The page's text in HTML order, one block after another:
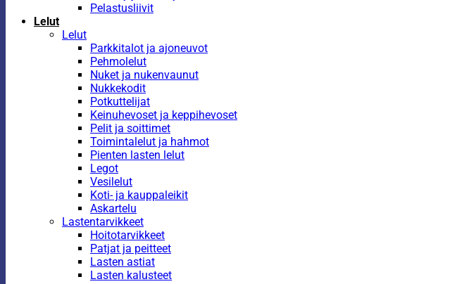
Pelastusliivit
Lelut
Lelut
Parkkitalot ja ajoneuvot
Pehmolelut
Nuket ja nukenvaunut
Nukkekodit
Potkuttelijat
Keinuhevoset ja keppihevoset
Pelit ja soittimet
Toimintalelut ja hahmot
Pienten lasten lelut
Legot
Vesilelut
Koti- ja kauppaleikit
Askartelu
Lastentarvikkeet
Hoitotarvikkeet
Patjat ja peitteet
Lasten astiat
Lasten kalusteet